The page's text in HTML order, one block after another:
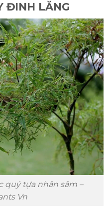
ĐINH LĂNG
quý tựa nhân sâm –
Vn